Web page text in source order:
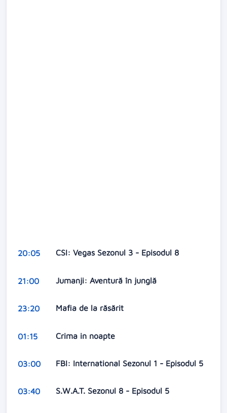
20:05 CSI: Vegas Sezonul 3 - Episodul 8
21:00 Jumanji: Aventură în junglă
23:20 Mafia de la răsărit
01:15 Crima in noapte
03:00 FBI: International Sezonul 1 - Episodul 5
03:40 S.W.A.T. Sezonul 8 - Episodul 5